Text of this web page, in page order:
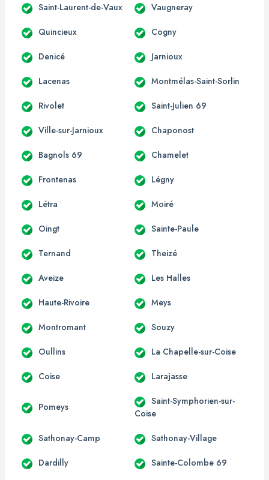
Saint-Laurent-de-Vaux Vaugneray
Quincieux Cogny
Denicé Jarnioux
Lacenas Montmélas-Saint-Sorlin
Rivolet Saint-Julien 69
Ville-sur-Jarnioux Chaponost
Bagnols 69 Chamelet
Frontenas Légny
Létra Moiré
Oingt Sainte-Paule
Ternand Theizé
Aveize Les Halles
Haute-Rivoire Meys
Montromant Souzy
Oullins La Chapelle-sur-Coise
Coise Larajasse
Pomeys
Saint-Symphorien-sur-
Coise
Sathonay-Camp Sathonay-Village
Dardilly Sainte-Colombe 69